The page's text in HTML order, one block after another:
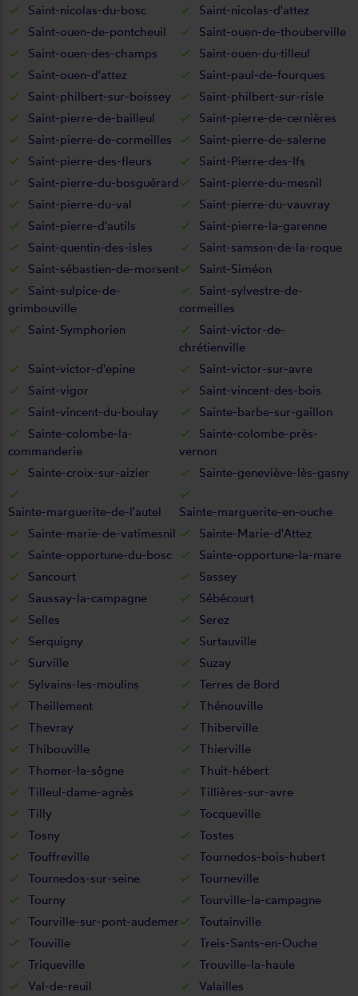
Saint-nicolas-du-bosc
Saint-nicolas-d'attez
Saint-ouen-de-pontcheuil
Saint-ouen-de-thouberville
Saint-ouen-des-champs
Saint-ouen-du-tilleul
Saint-ouen-d'attez
Saint-paul-de-fourques
Saint-philbert-sur-boissey
Saint-philbert-sur-risle
Saint-pierre-de-bailleul
Saint-pierre-de-cernières
Saint-pierre-de-cormeilles
Saint-pierre-de-salerne
Saint-pierre-des-fleurs
Saint-Pierre-des-Ifs
Saint-pierre-du-bosguérard
Saint-pierre-du-mesnil
Saint-pierre-du-val
Saint-pierre-du-vauvray
Saint-pierre-d'autils
Saint-pierre-la-garenne
Saint-quentin-des-isles
Saint-samson-de-la-roque
Saint-sébastien-de-morsent
Saint-Siméon
Saint-sulpice-de-
grimbouville
Saint-sylvestre-de-
cormeilles
Saint-Symphorien
Saint-victor-de-
chrétienville
Saint-victor-d'epine
Saint-victor-sur-avre
Saint-vigor
Saint-vincent-des-bois
Saint-vincent-du-boulay
Sainte-barbe-sur-gaillon
Sainte-colombe-la-
commanderie
Sainte-colombe-près-
vernon
Sainte-croix-sur-aizier
Sainte-geneviève-lès-gasny
Sainte-marguerite-de-l'autel
Sainte-marguerite-en-ouche
Sainte-marie-de-vatimesnil
Sainte-Marie-d'Attez
Sainte-opportune-du-bosc
Sainte-opportune-la-mare
Sancourt
Sassey
Saussay-la-campagne
Sébécourt
Selles
Serez
Serquigny
Surtauville
Surville
Suzay
Sylvains-les-moulins
Terres de Bord
Theillement
Thénouville
Thevray
Thiberville
Thibouville
Thierville
Thomer-la-sôgne
Thuit-hébert
Tilleul-dame-agnès
Tillières-sur-avre
Tilly
Tocqueville
Tosny
Tostes
Touffreville
Tournedos-bois-hubert
Tournedos-sur-seine
Tourneville
Tourny
Tourville-la-campagne
Tourville-sur-pont-audemer
Toutainville
Touville
Treis-Sants-en-Ouche
Triqueville
Trouville-la-haule
Val-de-reuil
Valailles